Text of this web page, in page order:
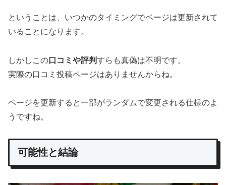
ということは、いつかのタイミングでページは更新されて
いることになります。
しかしこの口コミや評判すらも真偽は不明です。
実際の口コミ投稿ページはありませんからね。
ページを更新すると一部がランダムで変更される仕様のよ
うですね。
可能性と結論